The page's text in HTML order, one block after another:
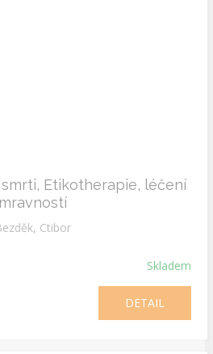
Etikotherapie, léčení
mravností
Ctibor
Skladem
DETAIL